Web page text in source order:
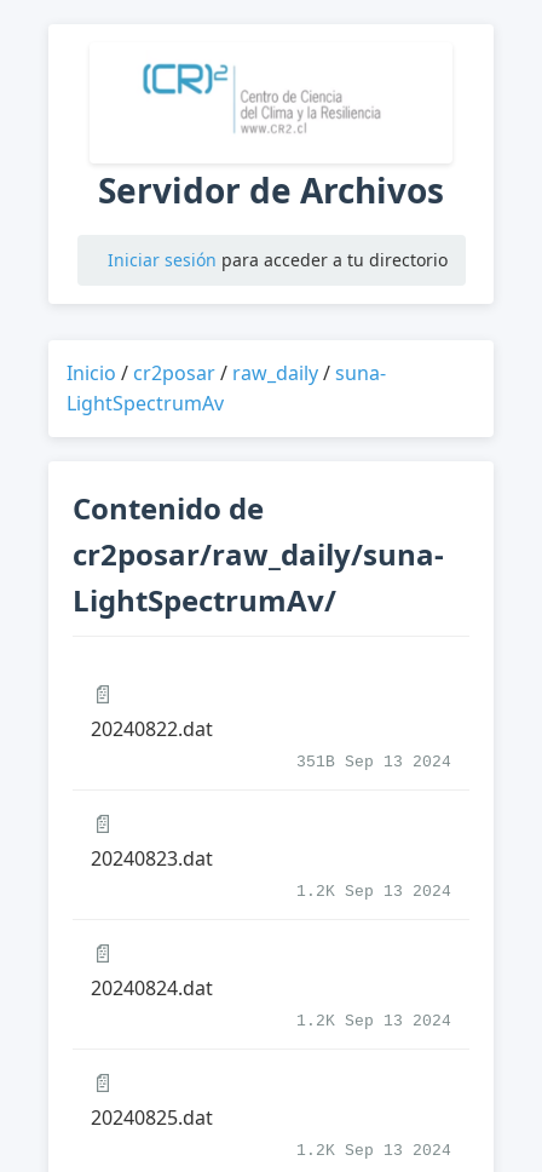
Servidor de Archivos
Iniciar sesión para acceder a tu directorio
Inicio / cr2posar/ raw_daily/suna-
LightSpectrumAv
Contenido de
cr2posar/raw_daily/suna-
LightSpectrumAv/
📄
20240822.dat
351B Sep 13 2024
📄
20240823.dat
1.2K Sep 13 2024
📄
20240824.dat
1.2K Sep 13 2024
📄
20240825.dat
1.2K Sep 13 2024